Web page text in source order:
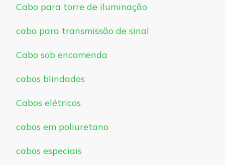
Cabo para torre de iluminação
cabo para transmissão de sinal
Cabo sob encomenda
cabos blindados
Cabos elétricos
cabos em poliuretano
cabos especiais